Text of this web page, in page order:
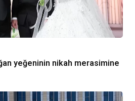
yeğeninin nikah merasimine